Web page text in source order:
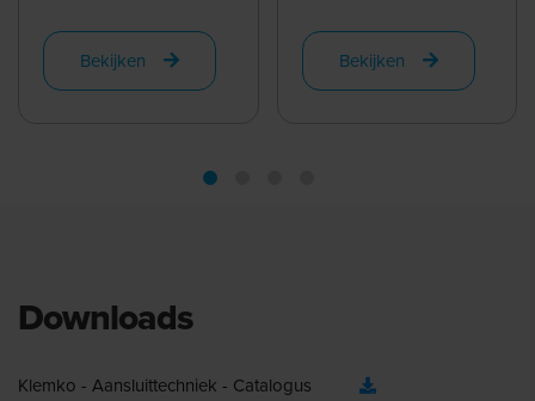
deze tool ook prettig in
gebruik voor ...
Bekijken
en 6,0mm2 worden
gekrompen door de
verschillende ...
Bekijken
Downloads
Klemko - Aansluittechniek - Catalogus